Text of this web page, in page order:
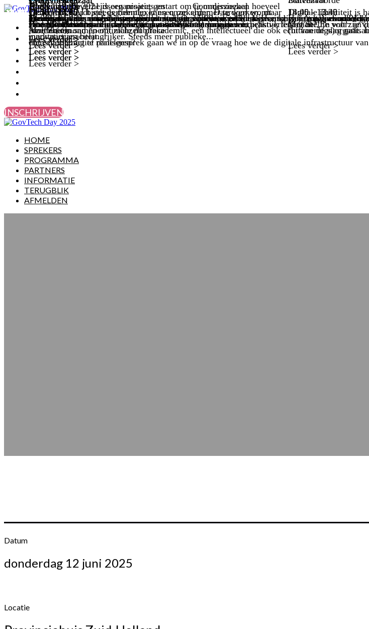
HOME
SPREKERS
PROGRAMMA
PARTNERS
INSCHRIJVEN
HOME
SPREKERS
PROGRAMMA
PARTNERS
INFORMATIE
TERUGBLIK
AFMELDEN
Datum
donderdag 12 juni 2025
Locatie